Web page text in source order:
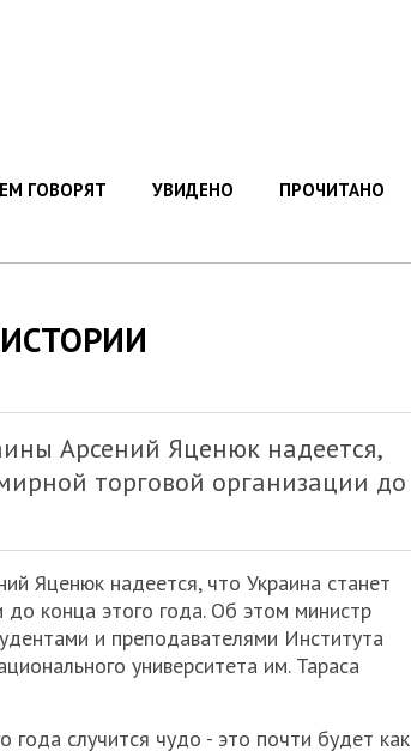
ГОВОРЯТ УВИДЕНО ПРОЧИТАНО
Арсений Яценюк надеется,
торговой организации до
Яценюк надеется, что Украина станет
конца этого года. Об этом министр
и преподавателями Института
университета им. Тараса
случится чудо - это почти будет как